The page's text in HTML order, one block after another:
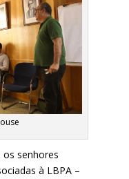
senhores
à LBPA –